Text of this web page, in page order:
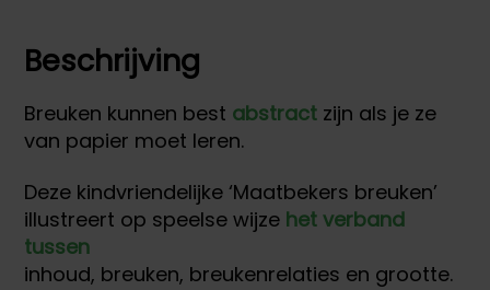
Beschrijving
Breuken kunnen best abstract zijn als je ze
van papier moet leren.
Deze kindvriendelijke ‘Maatbekers breuken’
illustreert op speelse wijze het verband
tussen
inhoud, breuken, breukenrelaties en grootte.